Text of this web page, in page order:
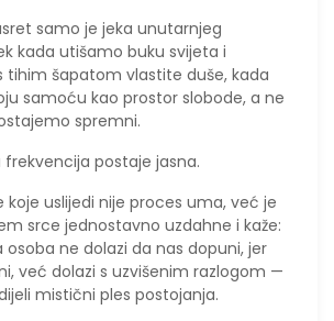
samo je jeka unutarnjeg
kada utišamo buku svijeta i
tihim šapatom vlastite duše, kada
samoću kao prostor slobode, a ne
spremni.
postaje jasna.
koje uslijedi nije proces uma, već je
srce jednostavno uzdahne i kaže:
osoba ne dolazi da nas dopuni, jer
već dolazi s uzvišenim razlogom —
mistični ples postojanja.